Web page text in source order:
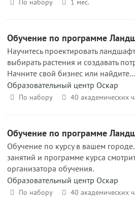
По набору 1 мес.
Обучение по программе
Научитесь проектировать
выбирать растения и создавать
Начните свой бизнес или найдите...
Образовательный центр Оскар
По набору 40 академических
Обучение по программе
Обучение по курсу в вашем
занятий и программе курса
организатора обучения.
Образовательный центр Оскар
По набору 40 академических